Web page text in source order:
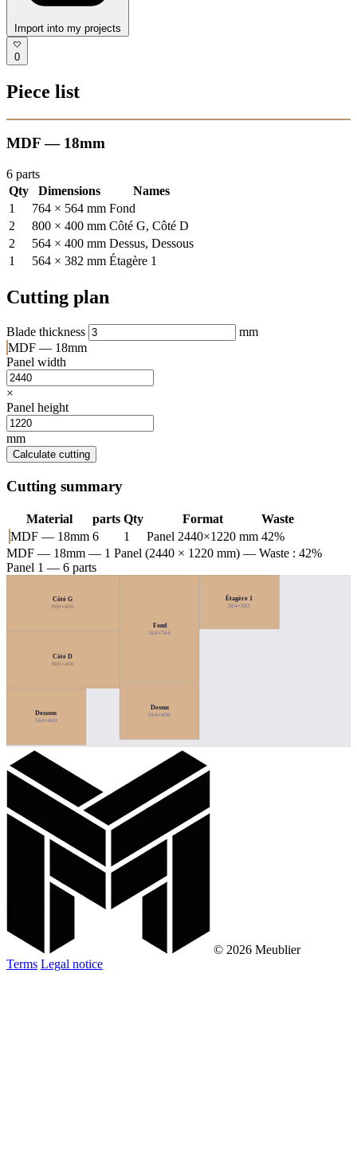
Import into my projects
0
Piece list
MDF — 18mm
6 parts
Qty
Dimensions
Names
1
764 × 564 mm Fond
2
800 × 400 mm Côté G, Côté D
2
564 × 400 mm Dessus, Dessous
1
564 × 382 mm Étagère 1
Cutting plan
Blade thickness
mm
MDF — 18mm
Panel width
×
Panel height
mm
Calculate cutting
Cutting summary
Material parts Qty Format
Waste
MDF — 18mm 6 1 Panel 2440×1220 mm 42%
MDF — 18mm — 1 Panel (2440 × 1220 mm) — Waste : 42%
Panel 1 — 6 parts
Côté G
800×400
Côté D
800×400
Fond
564×764
Dessus
564×400
Dessous
564×400
Étagère 1
564×382
© 2026 Meublier
Terms Legal notice